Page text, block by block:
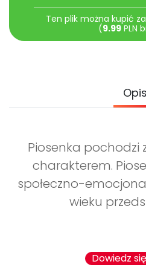
Archiwalne numery
Promocje
Ten plik można kupić
(9.99PLN
Opis
Piosenka pochodzi
charakterem.
społeczno-
wieku
Dowiedz